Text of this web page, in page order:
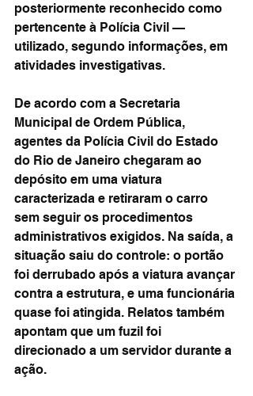
posteriormente reconhecido como
pertencente à Polícia Civil —
utilizado, segundo informações, em
atividades investigativas.
De acordo com a Secretaria
Municipal de Ordem Pública,
agentes da Polícia Civil do Estado
do Rio de Janeiro chegaram ao
depósito em uma viatura
caracterizada e retiraram o carro
sem seguir os procedimentos
administrativos exigidos. Na saída, a
situação saiu do controle: o portão
foi derrubado após a viatura avançar
contra a estrutura, e uma funcionária
quase foi atingida. Relatos também
apontam que um fuzil foi
direcionado a um servidor durante a
ação.